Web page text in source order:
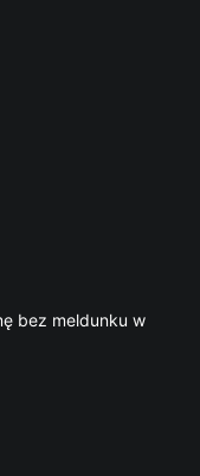
bez meldunku w